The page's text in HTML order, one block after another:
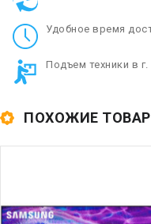
Удобное время
Подъем техники в
ПОХОЖИЕ